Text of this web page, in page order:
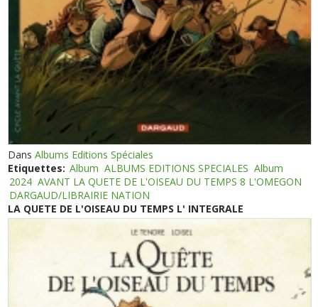
DansAlbums Editions Spéciales
Etiquettes: Album ALBUMS EDITIONS SPECIALES Album
2024 AVANT LA QUETE DE L'OISEAU DU TEMPS 8 L'OMEGON
DARGAUD/LIBRAIRIE NATION
LA QUETE DE L'OISEAU DU TEMPS L' INTEGRALE